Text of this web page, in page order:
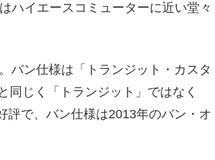
ハイエースコミューターに近い堂々
バン仕様は「トランジット・カスタ
同じく「トランジット」ではなく
評で、バン仕様は2013年のバン・オ